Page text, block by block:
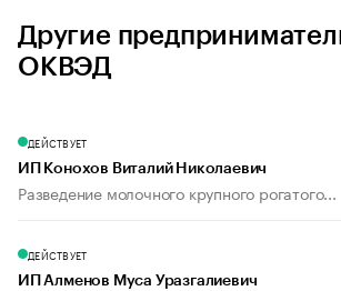
Другие
ОКВЭД
ДЕЙСТВУЕТ
ИП Конохов Виталий Николаевич
Разведение молочного крупного рогатого...
ДЕЙСТВУЕТ
ИП Алменов Муса Уразгалиевич